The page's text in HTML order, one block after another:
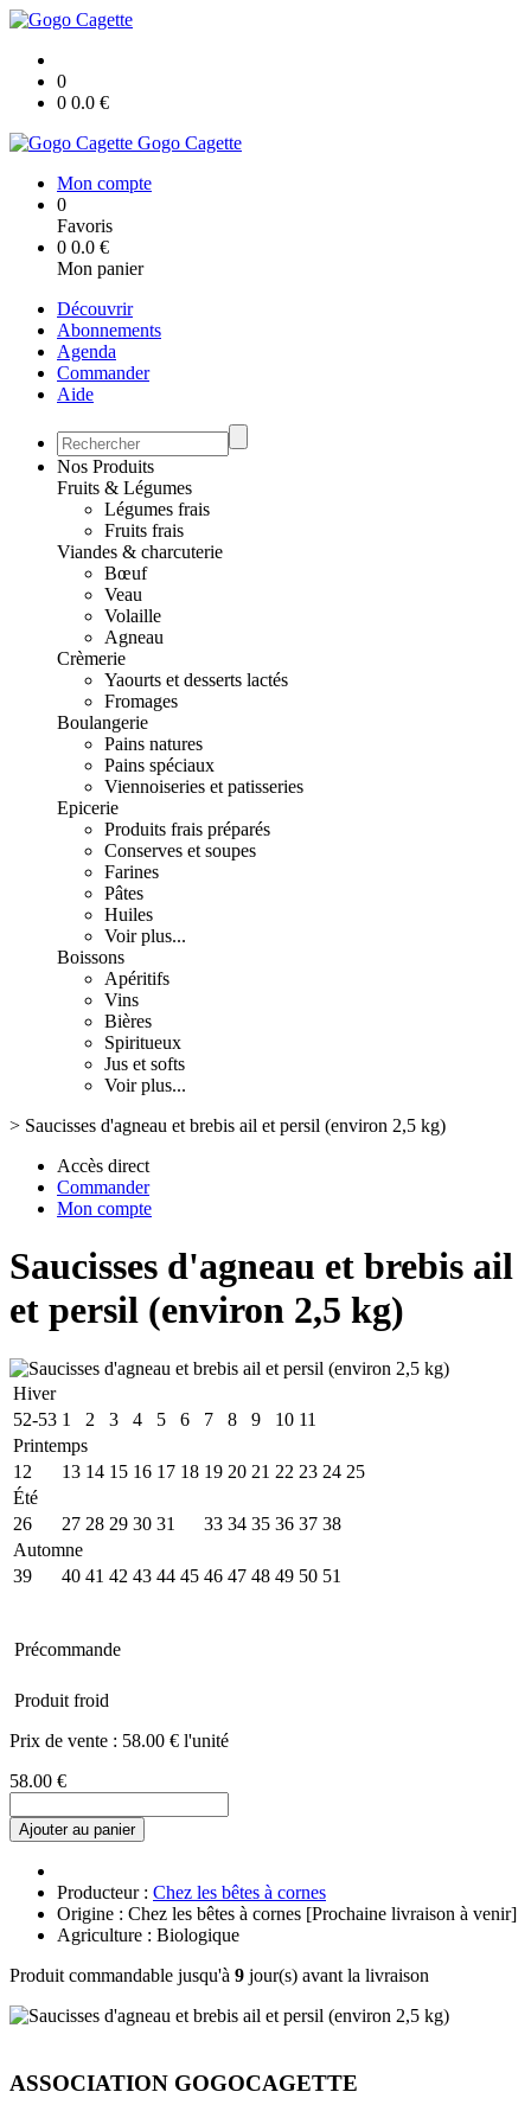
0
0 0.0 €
Gogo Cagette
Mon compte
0
Favoris
0 0.0 €
Mon panier
Découvrir
Abonnements
Agenda
Commander
Aide
Nos Produits
Fruits & Légumes
Légumes frais
Fruits frais
Viandes & charcuterie
Bœuf
Veau
Volaille
Agneau
Crèmerie
Yaourts et desserts lactés
Fromages
Boulangerie
Pains natures
Pains spéciaux
Viennoiseries et patisseries
Epicerie
Produits frais préparés
Conserves et soupes
Farines
Pâtes
Huiles
Voir plus...
Boissons
Apéritifs
Vins
Bières
Spiritueux
Jus et softs
Voir plus...
> Saucisses d'agneau et brebis ail et persil (environ 2,5 kg)
Accès direct
Commander
Mon compte
Saucisses d'agneau et brebis ail
et persil (environ 2,5 kg)
Hiver
52-53 1 2 3 4 5 6 7 8 9 10 11
Printemps
12
13 14 15 16 17 18 19 20 21 22 23 24 25
Été
26
27 28 29 30 31 33 34 35 36 37 38
Automne
39
40 41 42 43 44 45 46 47 48 49 50 51
Précommande
Produit froid
Prix de vente : 58.00 € l'unité
58.00 €
Ajouter au panier
Producteur : Chez les bêtes à cornes
Origine : Chez les bêtes à cornes [Prochaine livraison à venir]
Agriculture : Biologique
Produit commandable jusqu'à 9 jour(s) avant la livraison
ASSOCIATION GOGOCAGETTE